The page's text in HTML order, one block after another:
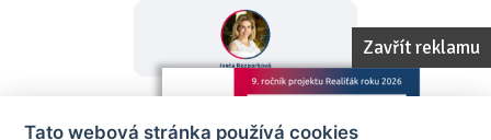
Zavřít reklamu
Tato webová stránka používá cookies